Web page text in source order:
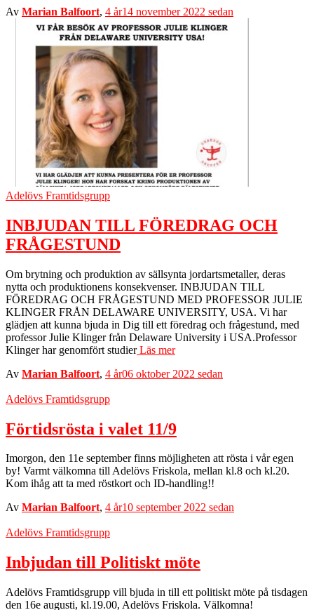
Av Marian Balfoort, 4 år14 november 2022 sedan
Adelövs Framtidsgrupp
INBJUDAN TILL FÖREDRAG OCH
FRÅGESTUND
Om brytning och produktion av sällsynta jordartsmetaller, deras
nytta och produktionens konsekvenser. INBJUDAN TILL
FÖREDRAG OCH FRÅGESTUND MED PROFESSOR JULIE
KLINGER FRÅN DELAWARE UNIVERSITY, USA. Vi har
glädjen att kunna bjuda in Dig till ett föredrag och frågestund, med
professor Julie Klinger från Delaware University i USA.Professor
Klinger har genomfört studierLäs mer
Av Marian Balfoort, 4 år06 oktober 2022 sedan
Adelövs Framtidsgrupp
Förtidsrösta i valet 11/9
Imorgon, den 11e september finns möjligheten att rösta i vår egen
by! Varmt välkomna till Adelövs Friskola, mellan kl.8 och kl.20.
Kom ihåg att ta med röstkort och ID-handling!!
Av Marian Balfoort, 4 år10 september 2022 sedan
Adelövs Framtidsgrupp
Inbjudan till Politiskt möte
Adelövs Framtidsgrupp vill bjuda in till ett politiskt möte på tisdagen
den 16e augusti, kl.19.00, Adelövs Friskola. Välkomna!